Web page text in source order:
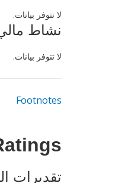
لا تتوفر بيانات.
نشاط مالي
لا تتوفر بيانات.
Footnotes
تقديرات